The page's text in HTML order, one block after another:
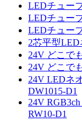
LEDチュー
LEDチュー
LEDチュー
2芯平型LED
24V どこで
24V どこで
24V LEDネ
DW1015-D1
24V
RW10-D1